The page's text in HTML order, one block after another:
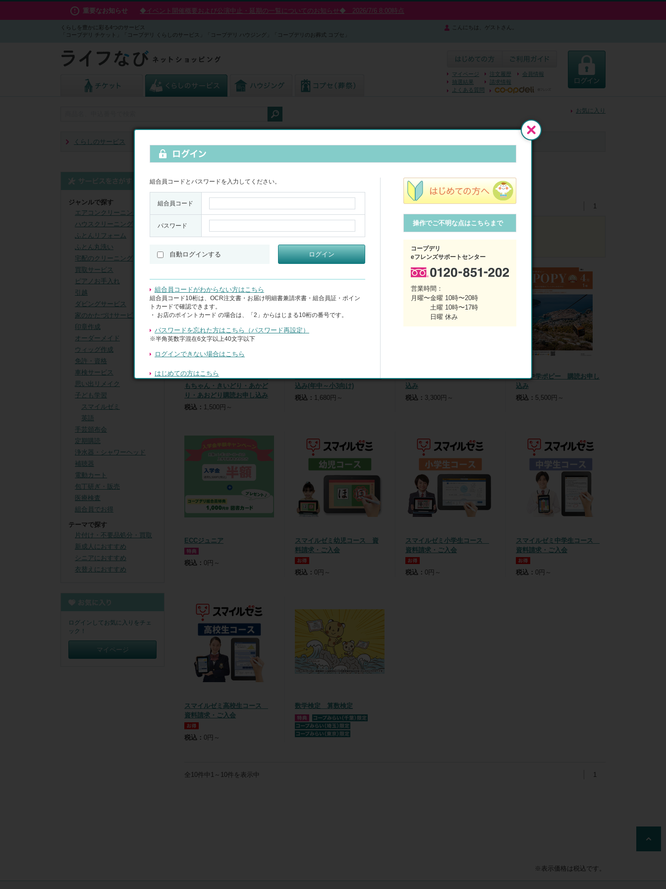
重要なお知らせ ◆イベント開催概要および公演中止・延期の一覧についてのお知らせ◆ 2026/7/6 8:00時点
くらしを豊かに彩る4つのサービス
「コープデリ チケット」「コープデリ くらしのサービス」「コープデリ ハウジング」「コープデリのお葬式 コプセ」
こんにちは、ゲストさん。
マイページ 注文履歴
会員情報
抽選結果
請求情報
よくある質問
お気に入り
くらしのサービス
子ども学習
全10 1
32件
レビューあり
月刊幼児ポピー ポピっこも
もちゃん・きいどり・あかど
り・あおどり購読お申し込み
税込： 1,500円～
ポピー Kids English お申し
込み(年中～小3向け)
税込： 1,680円～
月刊小学ポピー 購読お申し
込み
税込： 3,300円～
月刊中学ポピー 購読お申し
込み
税込： 5,500円～
ECCジュニア
税込： 0円～
スマイルゼミ幼児コース 資
料請求・ご入会
税込： 0円～
スマイルゼミ小学生コース
資料請求・ご入会
税込： 0円～
スマイルゼミ中学生コース
資料請求・ご入会
税込： 0円～
スマイルゼミ高校生コース
資料請求・ご入会
税込： 0円～
数学検定 算数検定
全10件中 1～10件を表示中 1
ジャンルで探す
エアコンクリーニング
ハウスクリーニング
ふとんリフォーム
ふとん丸洗い
宅配のクリーニング
買取サービス
ピアノお手入れ
引越
ダビングサービス
家のかたづけサービス
印章作成
オーダーメイド
ウィッグ作成
免許・資格
車検サービス
思い出リメイク
子ども学習
スマイルゼミ
英語
手芸頒布会
定期購読
浄水器・シャワーヘッド
補聴器
電動カート
包丁研ぎ・販売
医療検査
組合員でお得
テーマで探す
片付け・不要品処分・買取
新成人におすすめ
シニアにおすすめ
衣替えにおすすめ
ログインしてお気に入りをチェ
ック！
マイページ
※表示価格は税込です。
組合員コードとパスワードを入力してください。
組合員コード
パスワード
自動ログインする ログイン
組合員コードがわからない方はこちら
組合員コード10桁は、OCR注文書・お届け明細書兼請求書・組合員証・ポイン
トカードで確認できます。
・ お店のポイントカード の場合は、「2」からはじまる10桁の番号です。
パスワードを忘れた方はこちら（パスワード再設定）
※半角英数字混在6文字以上40文字以下
ログインできない場合はこちら
はじめての方はこちら
操作でご不明な点はこちらまで
コープデリ
eフレンズサポートセンター
営業時間：
月曜〜金曜 10時〜20時
土曜 10時〜17時
日曜 休み